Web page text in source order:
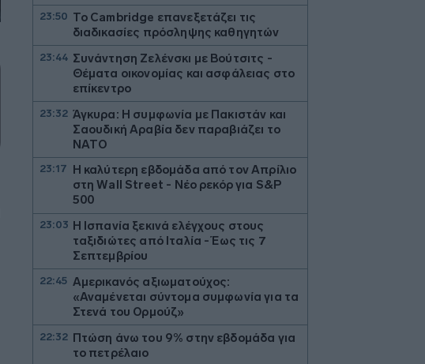
23:50 Το Cambridge επανεξετάζει τις
διαδικασίες πρόσληψης καθηγητών
23:44 Συνάντηση Ζελένσκι με Βούτσιτς -
Θέματα οικονομίας και ασφάλειας στο
επίκεντρο
23:32 Άγκυρα: Η συμφωνία με Πακιστάν και
Σαουδική Αραβία δεν παραβιάζει το
ΝΑΤΟ
23:17 Η καλύτερη εβδομάδα από τον Απρίλιο
στη Wall Street - Νέο ρεκόρ για S&P
500
23:03 Η Ισπανία ξεκινά ελέγχους στους
ταξιδιώτες από Ιταλία - Έως τις 7
Σεπτεμβρίου
22:45 Αμερικανός αξιωματούχος:
«Αναμένεται σύντομα συμφωνία για τα
Στενά του Ορμούζ»
22:32 Πτώση άνω του 9% στην εβδομάδα για
το πετρέλαιο